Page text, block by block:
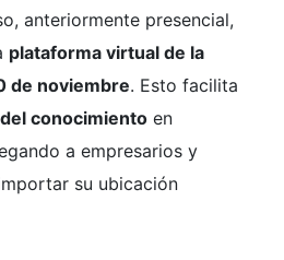
anteriormente presencial,
plataforma virtual de la
de noviembre. Esto facilita
conocimiento en
a empresarios y
su ubicación